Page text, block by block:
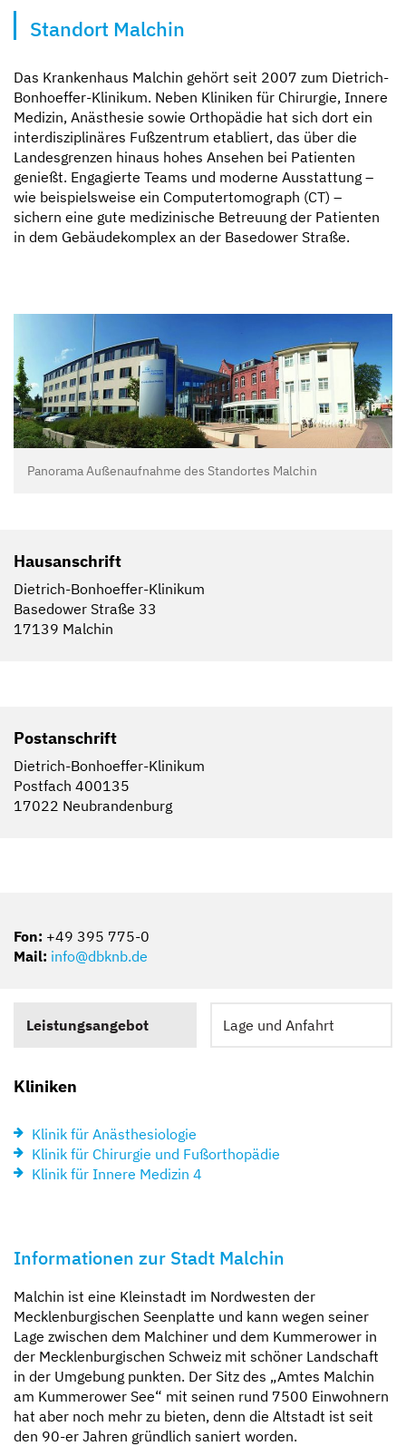
Kompetent und zugewandt
Mit besten Aussichten
Sicher und geborgen
Erzähl sie uns auf
Standort Malchin
Das Krankenhaus Malchin gehört seit 2007 zum Dietrich-
Bonhoeffer-Klinikum. Neben Kliniken für Chirurgie, Innere
Medizin, Anästhesie sowie Orthopädie hat sich dort ein
interdisziplinäres Fußzentrum etabliert, das über die
Landesgrenzen hinaus hohes Ansehen bei Patienten
genießt. Engagierte Teams und moderne Ausstattung –
wie beispielsweise ein Computertomograph (CT) –
sichern eine gute medizinische Betreuung der Patienten
in dem Gebäudekomplex an der Basedower Straße.
Panorama Außenaufnahme des Standortes Malchin
Hausanschrift
Dietrich-Bonhoeffer-Klinikum
Basedower Straße 33
17139 Malchin
Postanschrift
Dietrich-Bonhoeffer-Klinikum
Postfach 400135
17022 Neubrandenburg
Fon: +49 395 775-0
Mail: info@dbknb.de
Leistungsangebot Lage und Anfahrt
Kliniken
Klinik für Anästhesiologie
Klinik für Chirurgie und Fußorthopädie
Klinik für Innere Medizin 4
Informationen zur Stadt Malchin
Malchin ist eine Kleinstadt im Nordwesten der
Mecklenburgischen Seenplatte und kann wegen seiner
Lage zwischen dem Malchiner und dem Kummerower in
der Mecklenburgischen Schweiz mit schöner Landschaft
in der Umgebung punkten. Der Sitz des „Amtes Malchin
am Kummerower See“ mit seinen rund 7500 Einwohnern
hat aber noch mehr zu bieten, denn die Altstadt ist seit
den 90-er Jahren gründlich saniert worden.